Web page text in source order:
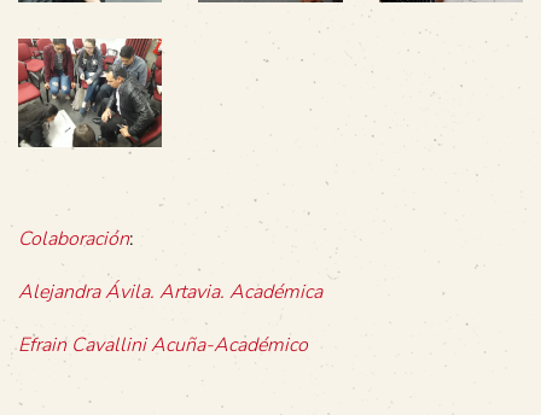
Colaboración:
Alejandra Ávila. Artavia. Académica
Efrain Cavallini Acuña-Académico